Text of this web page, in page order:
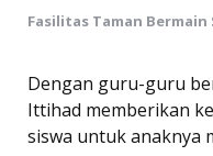
Fasilitas Taman
Dengan guru-guru
Ittihad memberikan
siswa untuk anaknya